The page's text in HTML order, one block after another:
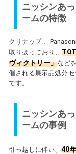
ニッシンあ
ームの特徴
クリナップ 、
取り扱っており、
ヴィクトリー」など
催される展示品処分
です。
ニッシンあ
ームの事例
引っ越しに伴い、40